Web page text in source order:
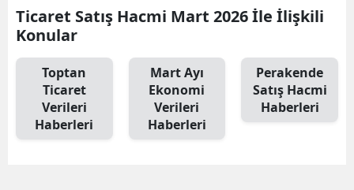
Diyarbakır
Elazığ
Erzincan
Ticaret Satış Hacmi Mart 2026 İle İlişkili
Konular
Toptan
Ticaret
Verileri
Haberleri
Mart Ayı
Ekonomi
Verileri
Haberleri
Perakende
Satış Hacmi
Haberleri